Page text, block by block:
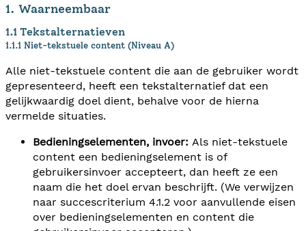
1. Waarneembaar
1.1 Tekstalternatieven
1.1.1 Niet-tekstuele content (Niveau A)
Alle niet-tekstuele content die aan de gebruiker wordt
gepresenteerd, heeft een tekstalternatief dat een
gelijkwaardig doel dient, behalve voor de hierna
vermelde situaties.
Bedieningselementen, invoer: Als niet-tekstuele
content een bedieningselement is of
gebruikersinvoer accepteert, dan heeft ze een
naam die het doel ervan beschrijft. (We verwijzen
naar succescriterium 4.1.2 voor aanvullende eisen
over bedieningselementen en content die